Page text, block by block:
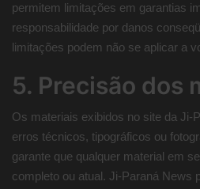
permitem limitações em garantias
responsabilidade por danos
limitações podem não se aplicar a
5. Precisão dos
Os materiais exibidos no site da Ji-
erros técnicos, tipográficos ou
garante que qualquer material em
completo ou atual. Ji-Paraná News